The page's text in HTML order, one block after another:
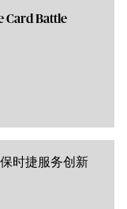
Card Battle
时捷服务创新